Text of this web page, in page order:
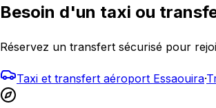
Besoin d'un taxi ou
Réservez un transfert sécurisé pour
Taxi et transfert aéroport Essaouira·